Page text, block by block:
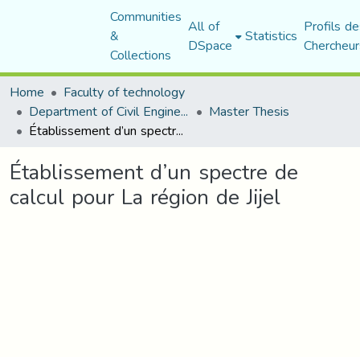
Communities
&
Collections
All of
DSpace Statistics Profils
Home
Faculty of technology
Department of Civil Engineering Master Thesis
Établissement d’un spectre de calcul pour La région de Jijel
Établissement d’un spectre de
calcul pour La région de Jijel